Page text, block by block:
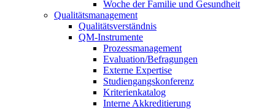
Woche der Familie und Gesundheit
Qualitätsmanagement
Qualitätsverständnis
QM-Instrumente
Prozessmanagement
Evaluation/Befragungen
Externe Expertise
Studiengangskonferenz
Kriterienkatalog
Interne Akkreditierung